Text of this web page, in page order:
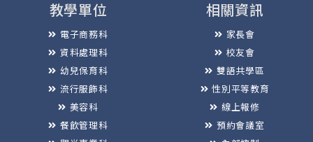
教學單位
電子商務科
資料處理科
幼兒保育科
流行服飾科
美容科
餐飲管理科
相關資訊
家長會
校友會
雙語共學區
性別平等教育
線上報修
預約會議室